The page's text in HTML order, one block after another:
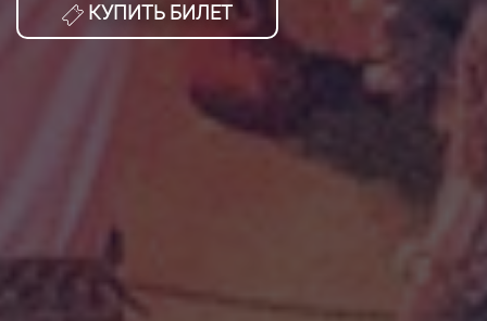
КУПИТЬ БИЛЕТ